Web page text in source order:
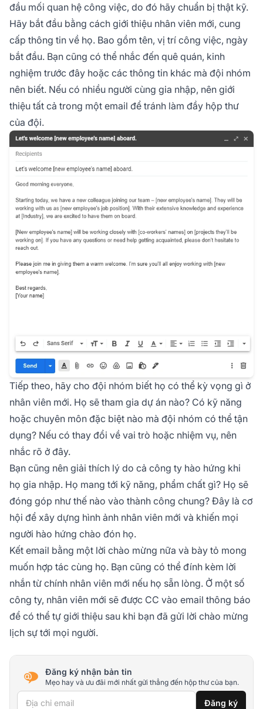
đầu mối quan hệ công việc, do đó hãy chuẩn bị thật kỹ.
Hãy bắt đầu bằng cách giới thiệu nhân viên mới, cung
cấp thông tin về họ. Bao gồm tên, vị trí công việc, ngày
bắt đầu. Bạn cũng có thể nhắc đến quê quán, kinh
nghiệm trước đây hoặc các thông tin khác mà đội nhóm
nên biết. Nếu có nhiều người cùng gia nhập, nên giới
thiệu tất cả trong một email để tránh làm đầy hộp thư
của đội.
Tiếp theo, hãy cho đội nhóm biết họ có thể kỳ vọng gì ở
nhân viên mới. Họ sẽ tham gia dự án nào? Có kỹ năng
hoặc chuyên môn đặc biệt nào mà đội nhóm có thể tận
dụng? Nếu có thay đổi về vai trò hoặc nhiệm vụ, nên
nhắc rõ ở đây.
Bạn cũng nên giải thích lý do cả công ty hào hứng khi
họ gia nhập. Họ mang tới kỹ năng, phẩm chất gì? Họ sẽ
đóng góp như thế nào vào thành công chung? Đây là cơ
hội để xây dựng hình ảnh nhân viên mới và khiến mọi
người hào hứng chào đón họ.
Kết email bằng một lời chào mừng nữa và bày tỏ mong
muốn hợp tác cùng họ. Bạn cũng có thể đính kèm lời
nhắn từ chính nhân viên mới nếu họ sẵn lòng. Ở một số
công ty, nhân viên mới sẽ được CC vào email thông báo
để có thể tự giới thiệu sau khi bạn đã gửi lời chào mừng
lịch sự tới mọi người.
Đăng ký nhận bản tin
Mẹo hay và ưu đãi mới nhất gửi thẳng đến hộp thư của bạn.
Địa chỉ email Đăng ký